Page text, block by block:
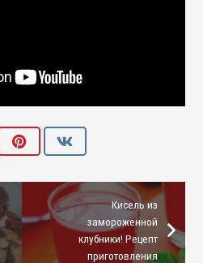
Кисель из
замороженной
клубники! Рецепт
приготовления